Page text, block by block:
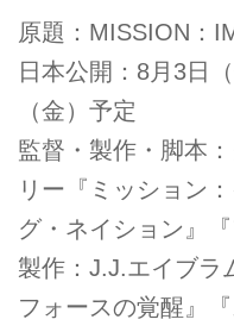
原題：MISSION：
日本公開：8月3日
（金）予定
監督・製作・脚本
リー『ミッション
グ・ネイション』『
製作：J.J.エイブラ
フォースの覚醒』